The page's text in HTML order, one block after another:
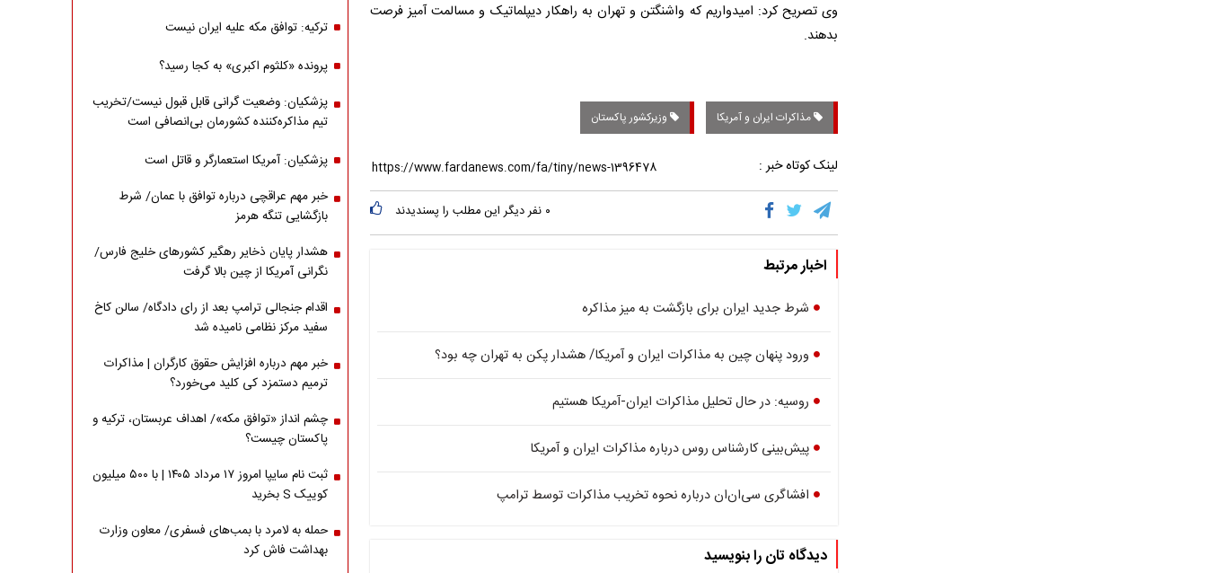
وی تصریح کرد: امیدواریم که واشنگتن و تهران به راهکار دیپلماتیک و مسالمت آمیز فرصت
بدهند.
مذاکرات ایران و آمریکا وزیرکشور پاکستان
لینک کوتاه خبر :
۰ نفر دیگر این مطلب را پسندیدند
اخبار مرتبط
شرط جدید ایران برای بازگشت به میز مذاکره
ورود پنهان چین به مذاکرات ایران و آمریکا/ هشدار پکن به تهران چه بود؟
روسیه: در حال تحلیل مذاکرات ایران-آمریکا هستیم
پیش‌بینی کارشناس روس درباره مذاکرات ایران و آمریکا
افشاگری سی‌ان‌ان درباره نحوه تخریب مذاکرات توسط ترامپ
دیدگاه تان را بنویسید
ترکیه: توافق مکه علیه ایران نیست
پرونده «کلثوم اکبری» به کجا رسید؟
پزشکیان: وضعیت گرانی قابل قبول نیست/تخریب
تیم مذاکره‌کننده کشورمان بی‌انصافی است
پزشکیان: آمریکا استعمارگر و قاتل است
خبر مهم عراقچی درباره توافق با عمان/ شرط
بازگشایی تنگه هرمز
هشدار پایان ذخایر رهگیر کشورهای خلیج فارس/
نگرانی آمریکا از چین بالا گرفت
اقدام جنجالی ترامپ بعد از رای دادگاه/ سالن کاخ
سفید مرکز نظامی نامیده شد
خبر مهم درباره افزایش حقوق کارگران | مذاکرات
ترمیم دستمزد کی کلید می‌خورد؟
چشم انداز «توافق مکه»/ اهداف عربستان، ترکیه و
پاکستان چیست؟
ثبت نام سایپا امروز ۱۷ مرداد ۱۴۰۵ | با ۵۰۰ میلیون
کوییک S بخرید
حمله به لامرد با بمب‌های فسفری/ معاون وزارت
بهداشت فاش کرد